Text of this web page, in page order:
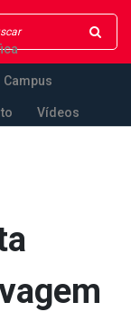
Campus
Vídeos